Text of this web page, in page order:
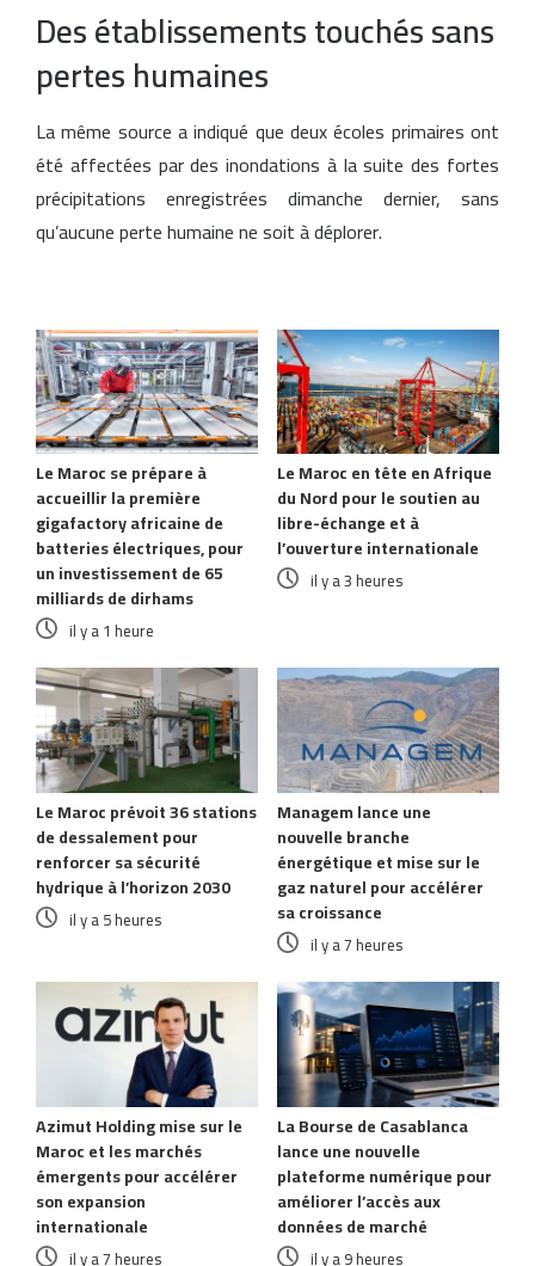
Des établissements touchés sans
pertes humaines
La même source a indiqué que deux écoles primaires ont
été affectées par des inondations à la suite des fortes
précipitations enregistrées dimanche dernier, sans
qu’aucune perte humaine ne soit à déplorer.
Le Maroc se prépare à
accueillir la première
gigafactory africaine de
batteries électriques, pour
un investissement de 65
milliards de dirhams
il y a 1 heure
Le Maroc en tête en Afrique
du Nord pour le soutien au
libre-échange et à
l’ouverture internationale
il y a 3 heures
Le Maroc prévoit 36 stations
de dessalement pour
renforcer sa sécurité
hydrique à l’horizon 2030
il y a 5 heures
Managem lance une
nouvelle branche
énergétique et mise sur le
gaz naturel pour accélérer
sa croissance
il y a 7 heures
Azimut Holding mise sur le
Maroc et les marchés
émergents pour accélérer
son expansion
internationale
il y a 7 heures
La Bourse de Casablanca
lance une nouvelle
plateforme numérique pour
améliorer l’accès aux
données de marché
il y a 9 heures